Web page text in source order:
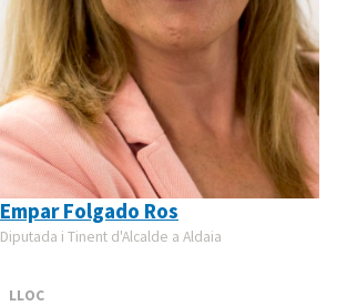
Empar Folgado Ros
Diputada i Tinent d'Alcalde a Aldaia
LLOC